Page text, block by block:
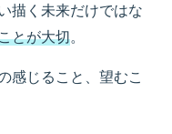
描く未来だけではな
とが大切。
感じること、望むこ